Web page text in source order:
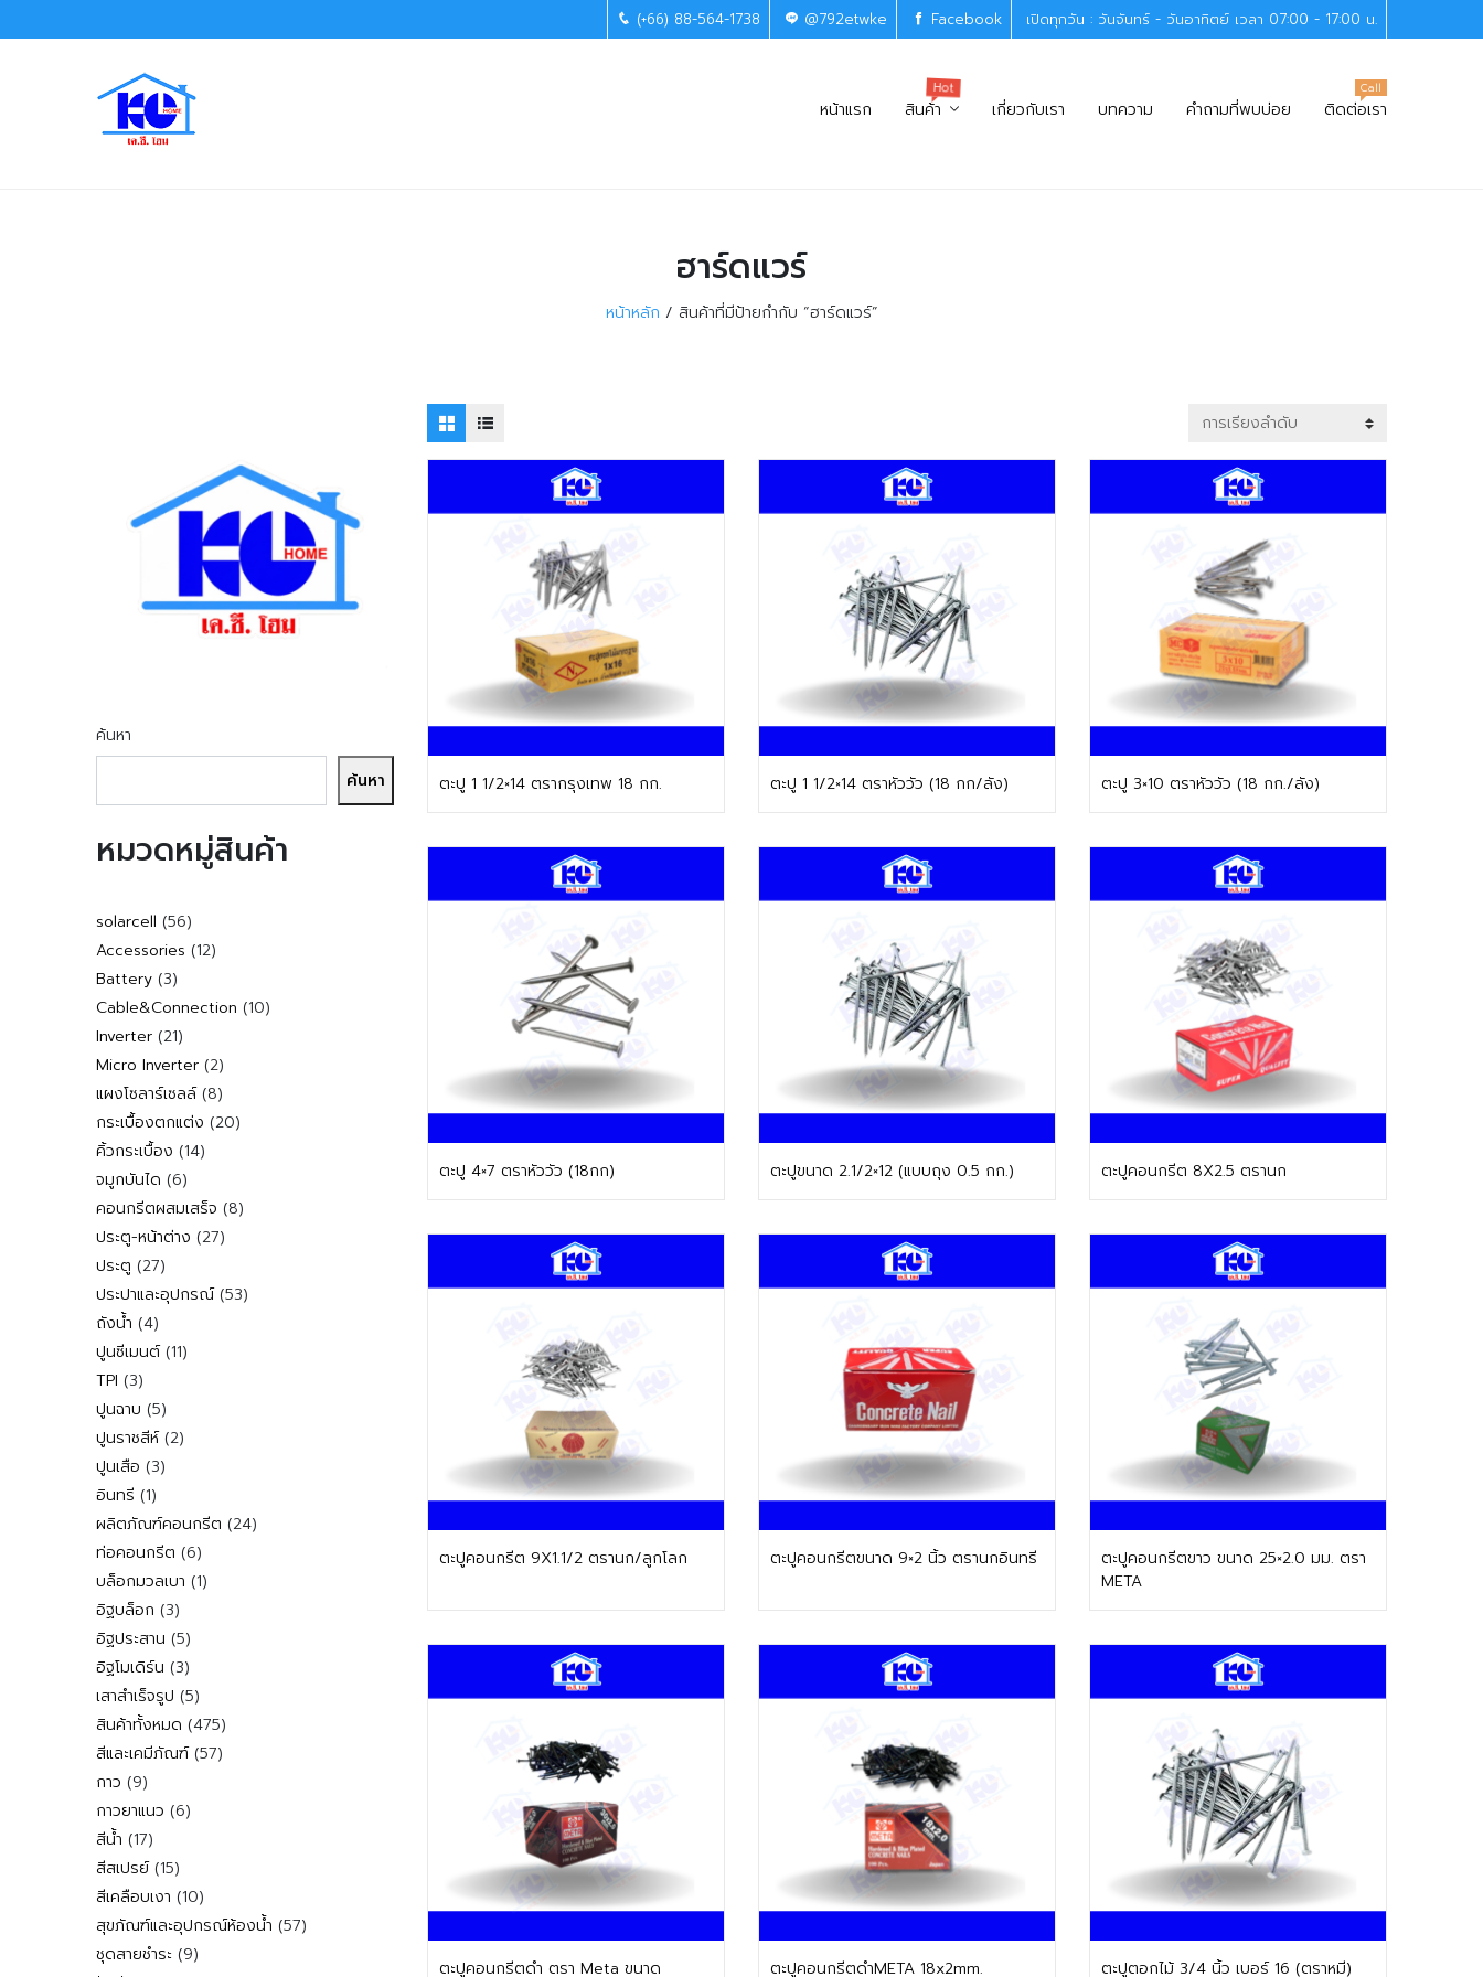
(+66) 88-564-1738 @792etwke Facebook เปิดทุกวัน : วันจันทร์ - วันอาทิตย์ เวลา 07:00 - 17:00 น.
หน้าแรก สินค้า
Hot
เกี่ยวกับเรา บทความ คำถามที่พบบ่อย ติดต่อเรา
Call
ฮาร์ดแวร์
หน้าหลัก สินค้าที่มีป้ายกำกับ “ฮาร์ดแวร์”
ค้นหา
ค้นหา
หมวดหมู่สินค้า
solarcell 5656
สินค้า
Accessories 1212
Battery 33
สินค้า
Cable&Connection 1010
Inverter 2121
สินค้า
Micro Inverter 22
สินค้า
แผงโซลาร์เซลล์ 88
สินค้า
กระเบื้องตกแต่ง 2020
คิ้วกระเบื้อง 1414
จมูกบันได 66
สินค้า
คอนกรีตผสมเสร็จ 88
ประตู-หน้าต่าง 2727
ประตู 2727
สินค้า
ประปาและอุปกรณ์ 5353
ถังน้ำ 44
สินค้า
ปูนซีเมนต์ 1111
TPI 33
สินค้า
ปูนฉาบ 55
สินค้า
ปูนราชสีห์ 22
ปูนเสือ 33
อินทรี 11
สินค้า
ผลิตภัณฑ์คอนกรีต 2424
ท่อคอนกรีต 66
สินค้า
บล็อกมวลเบา 11
อิฐบล็อก 33
สินค้า
อิฐประสาน 55
สินค้า
อิฐโมเดิร์น 33
สินค้า
เสาสำเร็จรูป 55
สินค้า
สินค้าทั้งหมด 475475
สินค้า
สีและเคมีภัณฑ์ 5757
กาว 99
สินค้า
กาวยาแนว 66
สีน้ำ 1717
สินค้า
สีสเปรย์ 1515
สินค้า
สีเคลือบเงา 1010
สินค้า
สุขภัณฑ์และอุปกรณ์ห้องน้ำ 5757
ชุดสายชำระ 99
ตะปู 1 1/2×14 ตรากรุงเทพ 18 กก.
ติดต่อฝ่ายขาย ตะปู 1 1/2×14 ตราหัววัว (18 กก/ลัง)
ติดต่อฝ่ายขาย ตะปู 3×10 ตราหัววัว (18 กก./ลัง)
ติดต่อฝ่ายขาย
ตะปู 4×7 ตราหัววัว (18กก)
ติดต่อฝ่ายขาย ตะปูขนาด 2.1/2×12 (แบบถุง 0.5 กก.)
ติดต่อฝ่ายขาย ตะปูคอนกรีต 8X2.5 ตรานก
ติดต่อฝ่ายขาย
ตะปูคอนกรีต 9X1.1/2 ตรานก/ลูกโลก
ติดต่อฝ่ายขาย ตะปูคอนกรีตขนาด 9×2 นิ้ว ตรานกอินทรี
ติดต่อฝ่ายขาย
ตะปูคอนกรีตขาว ขนาด 25×2.0 มม. ตรา
META
ติดต่อฝ่ายขาย
ตะปูคอนกรีตดำ ตรา Meta ขนาด
ติดต่อฝ่ายขาย ตะปูคอนกรีตดำMETA 18x2mm.
ติดต่อฝ่ายขาย ตะปูตอกไม้ 3/4 นิ้ว เบอร์ 16 (ตราหมี)
ติดต่อฝ่ายขาย